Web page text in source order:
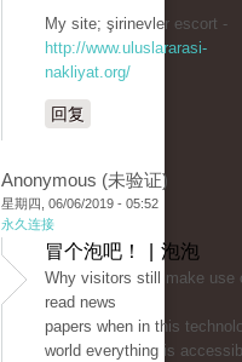
My site; şirinevler escort -
http://www.uluslararasi-
nakliyat.org/
回复
Anonymous (未验证)
星期四, 06/06/2019 - 05:52
永久连接
冒个泡吧！ | 泡泡
Why visitors still make use
read news
papers when in this
world everything is